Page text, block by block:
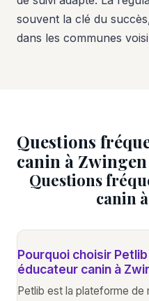
souvent la clé du
dans les communes
Questions
canin à Zwingen
Questions
canin
Pourquoi choisir
éducateur canin à
Petlib est la plateforme